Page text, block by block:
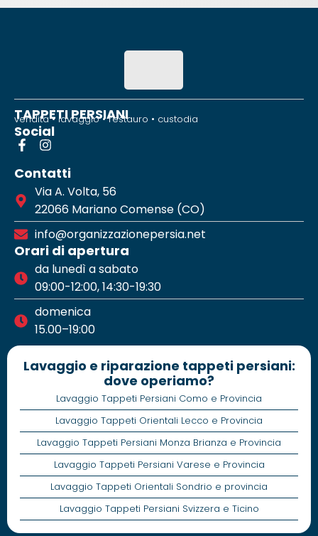
TAPPETI PERSIANI
vendita • lavaggio • restauro • custodia
Social
Contatti
Via A. Volta, 56
22066 Mariano Comense (CO)
info@organizzazionepersia.net
Orari di apertura
da lunedì a sabato
09:00-12:00, 14:30-19:30
domenica
15.00–19:00
Lavaggio e riparazione tappeti persiani:
dove operiamo?
Lavaggio Tappeti Persiani Como e Provincia
Lavaggio Tappeti Orientali Lecco e Provincia
Lavaggio Tappeti Persiani Monza Brianza e Provincia
Lavaggio Tappeti Persiani Varese e Provincia
Lavaggio Tappeti Orientali Sondrio e provincia
Lavaggio Tappeti Persiani Svizzera e Ticino